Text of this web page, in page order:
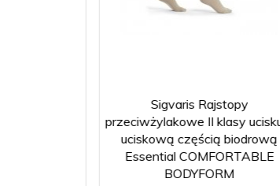
Sigvaris Rajstopy
przeciwżylakowe II klasy ucisku z
uciskową częścią biodrową
Essential COMFORTABLE
BODYFORM